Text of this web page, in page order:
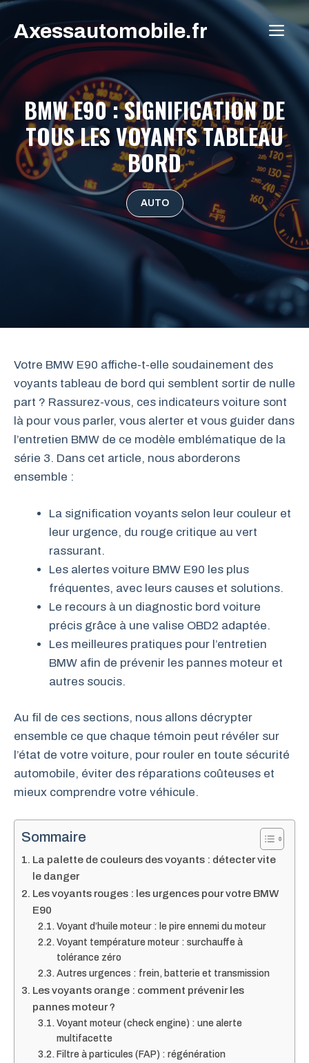
Aller
Axessautomobile.fr
BMW E90 : SIGNIFICATION DE
TOUS LES VOYANTS TABLEAU
BORD
AUTO
Votre BMW E90 affiche-t-elle soudainement des
voyants tableau de bord qui semblent sortir de nulle
part ? Rassurez-vous, ces indicateurs voiture sont
là pour vous parler, vous alerter et vous guider dans
l’entretien BMW de ce modèle emblématique de la
série 3. Dans cet article, nous aborderons
ensemble :
La signification voyants selon leur couleur et
leur urgence, du rouge critique au vert
rassurant.
Les alertes voiture BMW E90 les plus
fréquentes, avec leurs causes et solutions.
Le recours à un diagnostic bord voiture
précis grâce à une valise OBD2 adaptée.
Les meilleures pratiques pour l’entretien
BMW afin de prévenir les pannes moteur et
autres soucis.
Au fil de ces sections, nous allons décrypter
ensemble ce que chaque témoin peut révéler sur
l’état de votre voiture, pour rouler en toute sécurité
automobile, éviter des réparations coûteuses et
mieux comprendre votre véhicule.
Sommaire
La palette de couleurs des voyants : détecter vite
le danger
Les voyants rouges : les urgences pour votre BMW
E90
Voyant d’huile moteur : le pire ennemi du moteur
Voyant température moteur : surchauffe à
tolérance zéro
Autres urgences : frein, batterie et transmission
Les voyants orange : comment prévenir les
pannes moteur ?
Voyant moteur (check engine) : une alerte
multifacette
Filtre à particules (FAP) : régénération